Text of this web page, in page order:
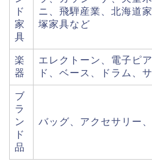
ド
家
具
ニ、飛騨産業、北海道
塚家具など
楽
器
エレクトーン、電子ピ
ド、ベース、ドラム、
ブ
ラ
ン
ド
品
バッグ、アクセサリー